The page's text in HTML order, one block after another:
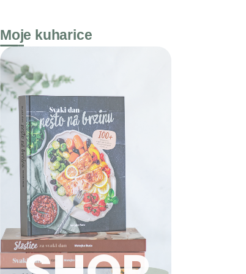
Moje kuharice